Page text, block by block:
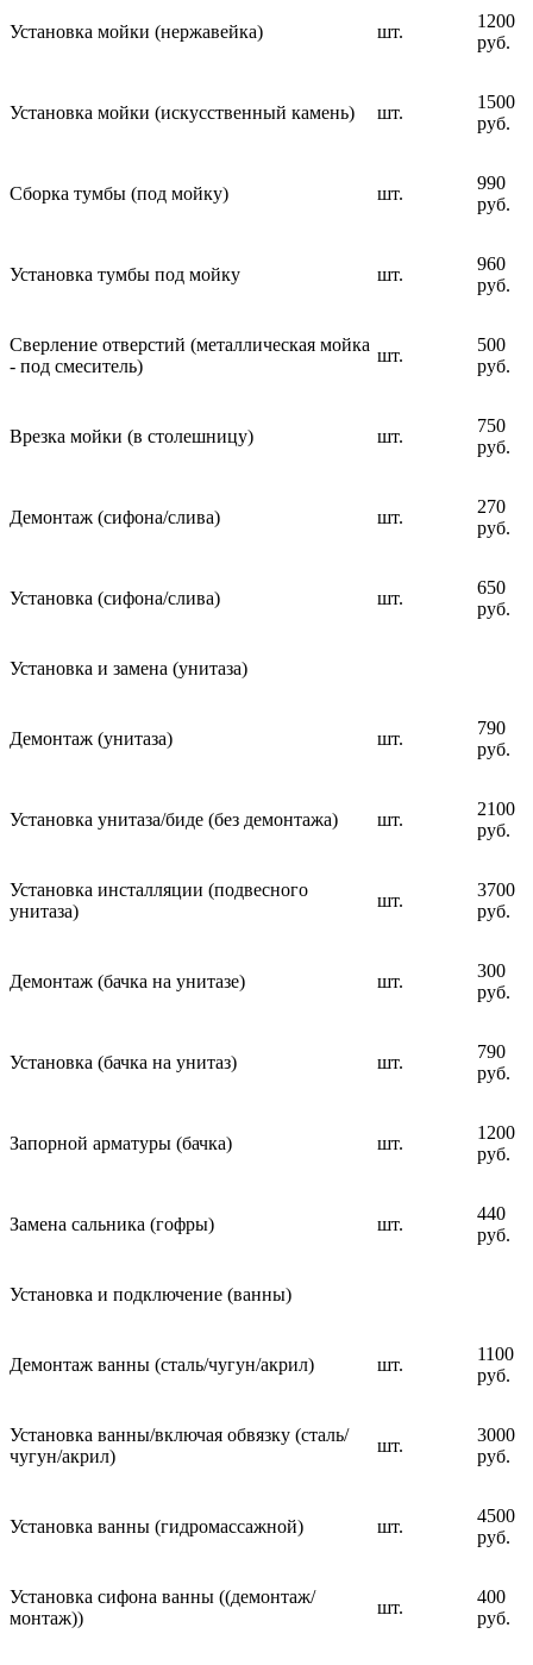
Установка мойки (нержавейка) шт.
1200
руб.
Установка мойки (искусственный камень) шт.
1500
руб.
Сборка тумбы (под мойку) шт.
990
руб.
Установка тумбы под мойку шт.
960
руб.
Сверление отверстий (металлическая мойка
- под смеситель)
шт.
500
руб.
Врезка мойки (в столешницу) шт.
750
руб.
Демонтаж (сифона/слива) шт.
270
руб.
Установка (сифона/слива) шт.
650
руб.
Установка и замена (унитаза)
Демонтаж (унитаза) шт.
790
руб.
Установка унитаза/биде (без демонтажа) шт.
2100
руб.
Установка инсталляции (подвесного
унитаза)
шт.
3700
руб.
Демонтаж (бачка на унитазе) шт.
300
руб.
Установка (бачка на унитаз) шт.
790
руб.
Запорной арматуры (бачка) шт.
1200
руб.
Замена сальника (гофры) шт.
440
руб.
Установка и подключение (ванны)
Демонтаж ванны (сталь/чугун/акрил) шт.
1100
руб.
Установка ванны/включая обвязку (сталь/
чугун/акрил)
шт.
3000
руб.
Установка ванны (гидромассажной) шт.
4500
руб.
Установка сифона ванны ((демонтаж/
монтаж))
шт.
400
руб.